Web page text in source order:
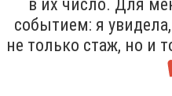
в их число. Для
событием: я
не только стаж, но и